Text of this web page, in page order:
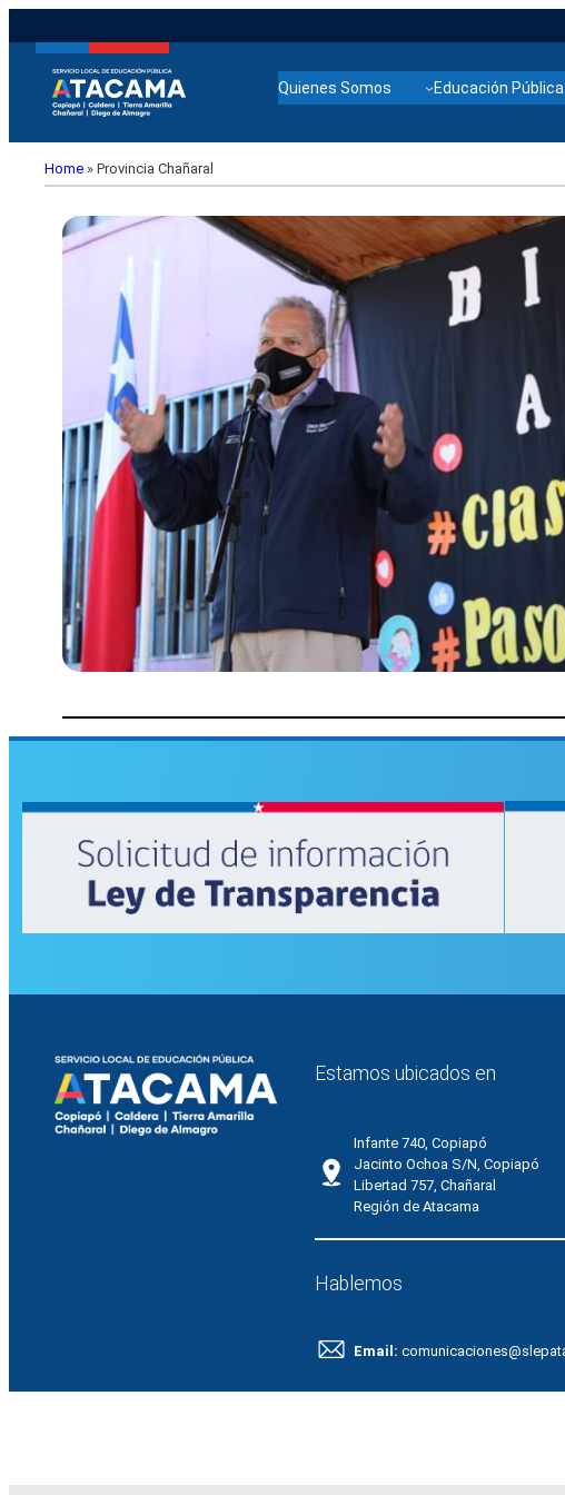
Quienes Somos Educación Pública
Home » Provincia Chañaral
Estamos ubicados en
Infante 740, Copiapó
Jacinto Ochoa S/N, Copiapó
Libertad 757, Chañaral
Región de Atacama
Hablemos
Email: